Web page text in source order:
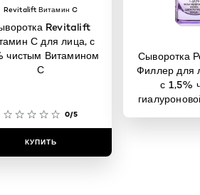
Revitalift Витамин C
Revitalift
С для лица, с
чистым Витамином
С
0/5
КУПИТЬ
Сыворотка
Филлер для
с 1,5%